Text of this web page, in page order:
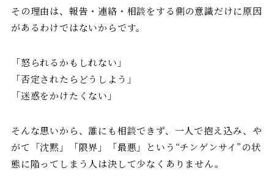
その理由は、報告・連絡・相談をする側の意識だけに原因
があるわけではないからです。
「怒られるかもしれない」
「否定されたらどうしよう」
「迷惑をかけたくない」
そんな思いから、誰にも相談できず、一人で抱え込み、や
がて「沈黙」「限界」「最悪」という“チンゲンサイ”の状
態に陥ってしまう人は決して少なくありません。